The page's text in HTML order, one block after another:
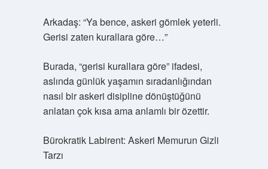
Arkadaş: “Ya bence, askeri gömlek yeterli.
Gerisi zaten kurallara göre…”
Burada, “gerisi kurallara göre” ifadesi,
aslında günlük yaşamın sıradanlığından
nasıl bir askeri disipline dönüştüğünü
anlatan çok kısa ama anlamlı bir özettir.
Bürokratik Labirent: Askeri Memurun Gizli
Tarzı